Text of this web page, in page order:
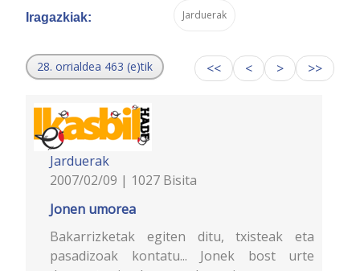
Iragazkiak: Jarduerak
28. orrialdea 463 (e)tik << < > >>
Jarduerak
2007/02/09 | 1027 Bisita
Jonen umorea
Bakarrizketak egiten ditu, txisteak eta
pasadizoak kontatu... Jonek bost urte